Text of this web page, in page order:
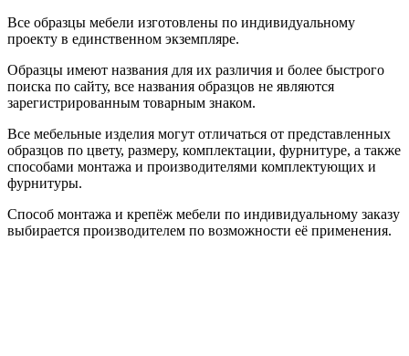
Все образцы мебели изготовлены по индивидуальному
проекту в единственном экземпляре.
Образцы имеют названия для их различия и более быстрого
поиска по сайту, все названия образцов не являются
зарегистрированным товарным знаком.
Все мебельные изделия могут отличаться от представленных
образцов по цвету, размеру, комплектации, фурнитуре, а также
способами монтажа и производителями комплектующих и
фурнитуры.
Способ монтажа и крепёж мебели по индивидуальному заказу
выбирается производителем по возможности её применения.